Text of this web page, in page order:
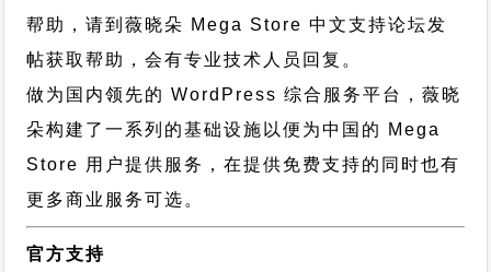
帮助，请到薇晓朵 Mega Store 中文支持论坛发
帖获取帮助，会有专业技术人员回复。
做为国内领先的 WordPress 综合服务平台，薇晓
朵构建了一系列的基础设施以便为中国的 Mega
Store 用户提供服务，在提供免费支持的同时也有
更多商业服务可选。
官方支持